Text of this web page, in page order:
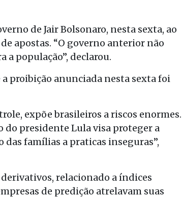
de Jair Bolsonaro, nesta sexta, ao
apostas. “O governo anterior não
a população”, declarou.
proibição anunciada nesta sexta foi
expõe brasileiros a riscos enormes.
do presidente Lula visa proteger a
famílias a praticas inseguras”,
relacionado a índices
de predição atrelavam suas